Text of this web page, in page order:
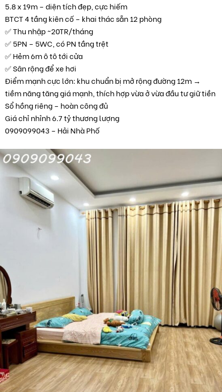
5.8 x 19m – diện tích đẹp, cực hiếm
BTCT 4 tầng kiên cố – khai thác sẵn 12 phòng
✅ Thu nhập ~20TR/tháng
✅ 5PN – 5WC, có PN tầng trệt
✅ Hẻm 6m ô tô tới cửa
✅ Sân rộng để xe hơi
Điểm mạnh cực lớn: khu chuẩn bị mở rộng đường 12m →
tiềm năng tăng giá mạnh, thích hợp vừa ở vừa đầu tư giữ tiền
Sổ hồng riêng – hoàn công đủ
Giá chỉ nhỉnh 6.7 tỷ thương lượng
0909099043 – Hải Nhà Phố